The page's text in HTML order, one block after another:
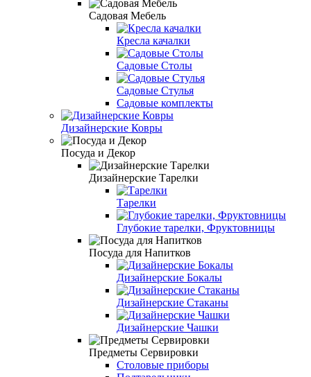
Садовая Мебель
Кресла качалки
Садовые Столы
Садовые Стулья
Садовые комплекты
Дизайнерские Ковры
Посуда и Декор
Дизайнерские Тарелки
Тарелки
Глубокие тарелки, Фруктовницы
Посуда для Напитков
Дизайнерские Бокалы
Дизайнерские Стаканы
Дизайнерские Чашки
Предметы Сервировки
Столовые приборы